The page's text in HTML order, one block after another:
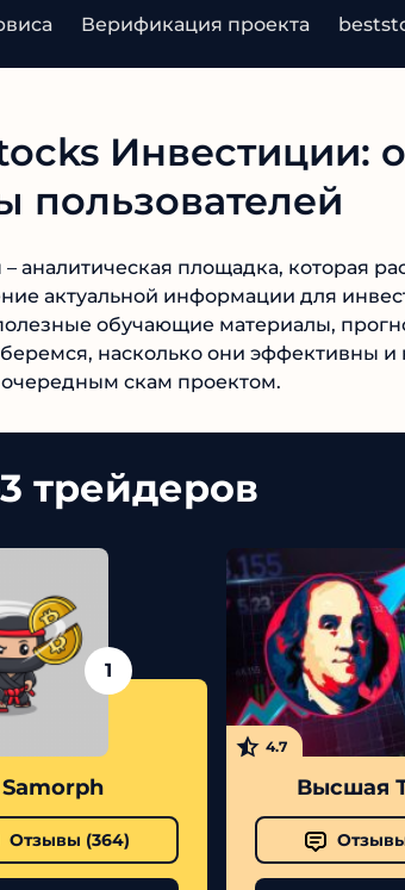
Верификация проекта
Инвестиции:
пользователей
аналитическая площадка, которая
актуальной информации для
обучающие материалы,
насколько они эффективны и
скам проектом.
трейдеров
1
Samorph
Отзывы ( 364)
4.7
Высшая
Отзывы